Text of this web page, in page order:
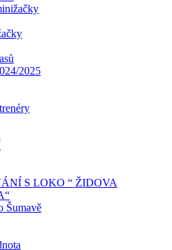
2025
S LOKO “ ŽIDOVA
Šumavě